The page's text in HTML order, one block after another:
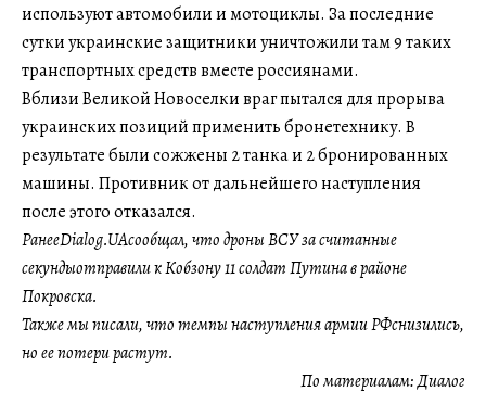
используют автомобили и мотоциклы. За последние
сутки украинские защитники уничтожили там 9 таких
транспортных средств вместе россиянами.
Вблизи Великой Новоселки враг пытался для прорыва
украинских позиций применить бронетехнику. В
результате были сожжены 2 танка и 2 бронированных
машины. Противник от дальнейшего наступления
после этого отказался.
РанееDialog.UAсообщал, что дроны ВСУ за считанные
секундыотправили к Кобзону 11 солдат Путина в районе
Покровска.
Также мы писали, что темпы наступления армии РФснизились,
но ее потери растут.
По материалам:Диалог